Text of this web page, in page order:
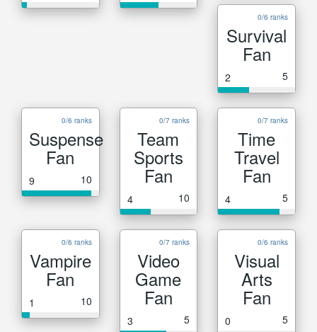
0/6 ranks
Survival
Fan
2 5
0/6 ranks
Suspense
Fan
9 10
0/7 ranks
Team
Sports
Fan
4 10
0/7 ranks
Time
Travel
Fan
4 5
0/6 ranks
Vampire
Fan
1 10
0/7 ranks
Video
Game
Fan
3 5
0/6 ranks
Visual
Arts
Fan
0 5